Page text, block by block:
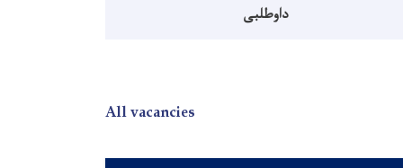
داوطلبی
All vacancies